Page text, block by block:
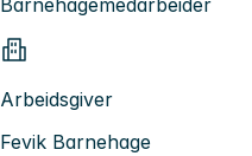
Barnehagemedarbeider
Arbeidsgiver
Fevik Barnehage